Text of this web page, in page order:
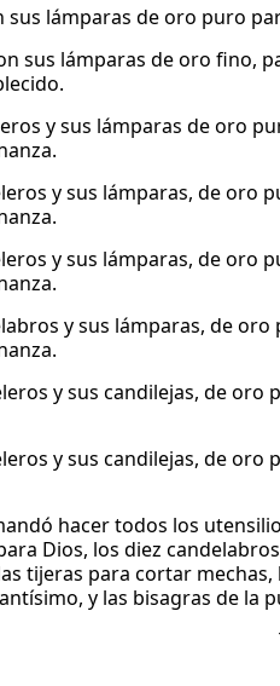
sus lámparas de oro puro
sus lámparas de oro fino,
y sus lámparas de oro
y sus lámparas, de oro
y sus lámparas, de oro
y sus lámparas, de
y sus candilejas, de
y sus candilejas, de
hacer todos los
Dios, los diez
tijeras para cortar
y las bisagras de la